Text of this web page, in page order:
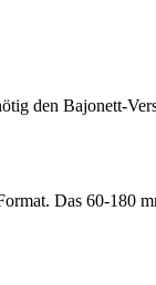
den Bajonett-
Das 60-180